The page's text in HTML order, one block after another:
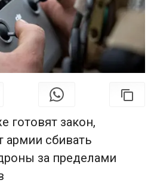
готовят закон,
армии сбивать
за пределами